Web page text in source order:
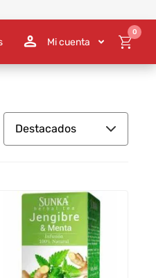
Mi cuenta
0
Destacados